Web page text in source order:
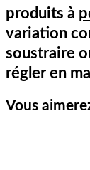
produits à
variation
soustraire
régler en
Vous